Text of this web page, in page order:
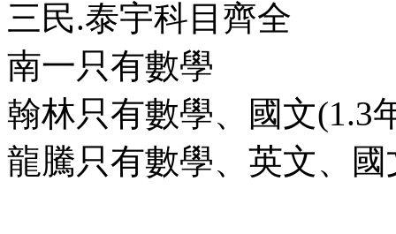
三民.泰宇科目齊全
南一只有數學
翰林只有數學、國文(1.3
龍騰只有數學、英文、國